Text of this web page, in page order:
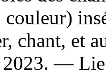
chant, et
2023. —